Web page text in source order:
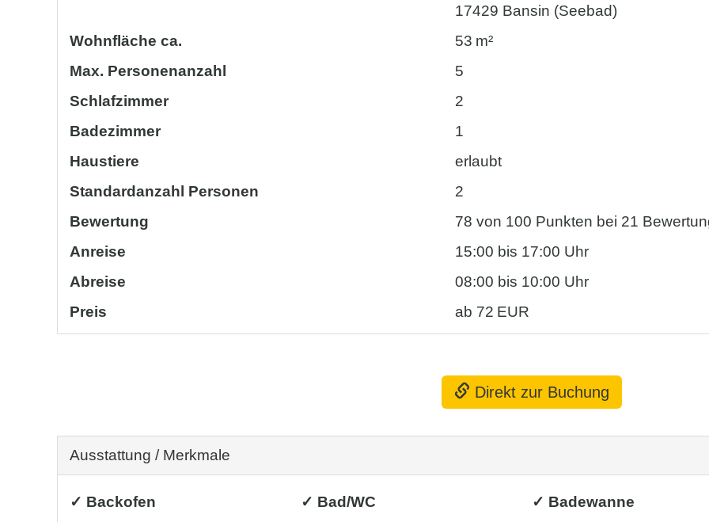
17429 Bansin (Seebad)
Wohnfläche ca.
53 m²
Max. Personenanzahl
5
Schlafzimmer
2
Badezimmer
1
Haustiere
erlaubt
Standardanzahl Personen
2
Bewertung
78 von 100 Punkten bei 21
Anreise
15:00 bis 17:00 Uhr
Abreise
08:00 bis 10:00 Uhr
Preis
ab 72 EUR
Direkt zur Buchung
Ausstattung / Merkmale
✓ Backofen ✓ Bad/WC
✓ Badewanne